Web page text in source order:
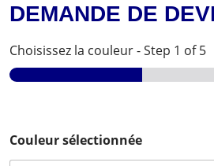
DEMANDE DE
Choisissez la couleur-Step 1 of 5
Couleur sélectionnée